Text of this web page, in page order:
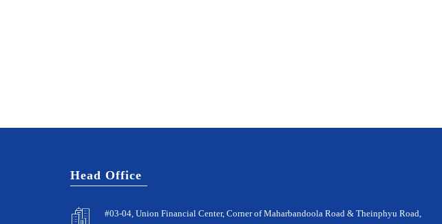
Head Office
#03-04, Union Financial Center, Corner of Maharbandoola Road & Theinphyu Road,